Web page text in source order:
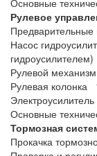
Основные
Рулевое
Насос
Рулевой
Рулевая колонка
Основные
Тормозная
Прокачка